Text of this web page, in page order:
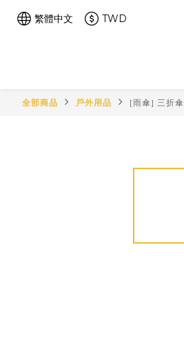
繁體中文 TWD
全部商品 戶外用品 [雨傘] 三折傘